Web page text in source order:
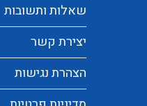
שאלות ותשובות
יצירת קשר
הצהרת נגישות